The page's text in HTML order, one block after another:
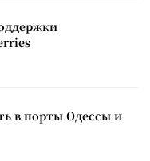
в порты Одессы и